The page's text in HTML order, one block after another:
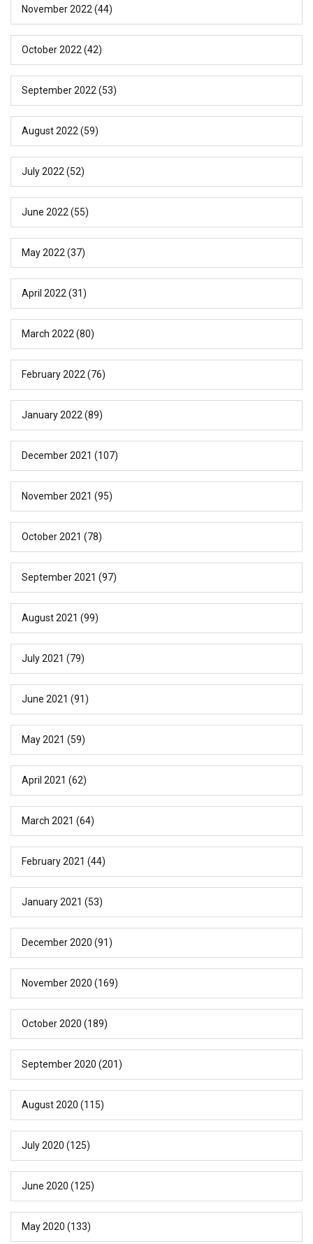
November 2022 (44)
October 2022 (42)
September 2022 (53)
August 2022 (59)
July 2022 (52)
June 2022 (55)
May 2022 (37)
April 2022 (31)
March 2022 (80)
February 2022 (76)
January 2022 (89)
December 2021 (107)
November 2021 (95)
October 2021 (78)
September 2021 (97)
August 2021 (99)
July 2021 (79)
June 2021 (91)
May 2021 (59)
April 2021 (62)
March 2021 (64)
February 2021 (44)
January 2021 (53)
December 2020 (91)
November 2020 (169)
October 2020 (189)
September 2020 (201)
August 2020 (115)
July 2020 (125)
June 2020 (125)
May 2020 (133)